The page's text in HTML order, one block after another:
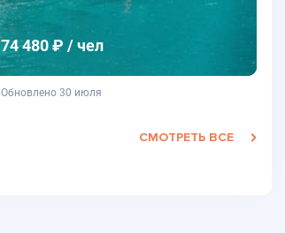
74 480 ₽ / чел
не является публичной офертой
Обновлено 30 июля
СМОТРЕТЬ ВСЕ